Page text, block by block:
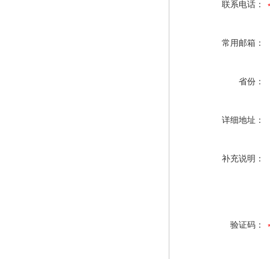
联系电话：
常用邮箱：
省份：
详细地址：
补充说明：
验证码：